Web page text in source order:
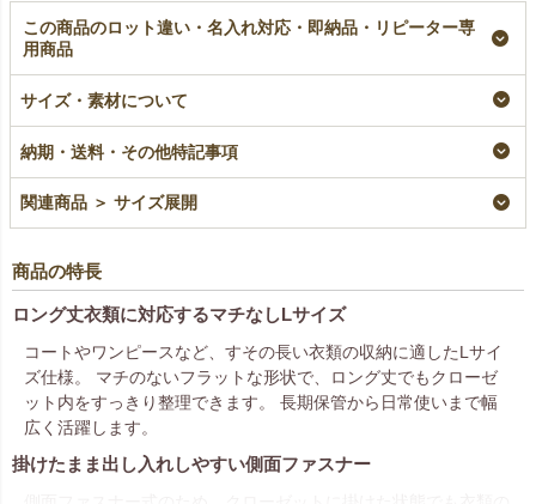
この商品のロット違い・名入れ対応・即納品・リピーター専
用商品
不織布製洋服カバー
即納品
¥1,320税込
即納品
¥1,320税込
サイズ・素材について
納期・送料・その他特記事項
関連商品 ＞ サイズ展開
商品の特長
ロング丈衣類に対応するマチなしLサイズ
コートやワンピースなど、すその長い衣類の収納に適したLサイ
ズ仕様。 マチのないフラットな形状で、ロング丈でもクローゼ
ット内をすっきり整理できます。 長期保管から日常使いまで幅
広く活躍します。
掛けたまま出し入れしやすい側面ファスナー